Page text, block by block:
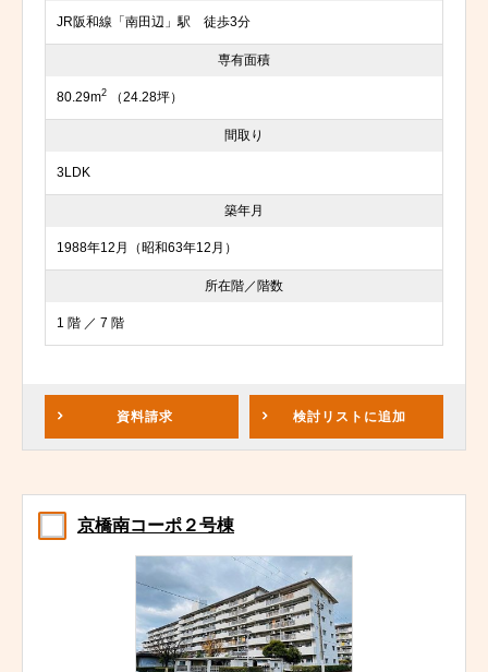
JR阪和線「南田辺」駅 徒歩3分
専有面積
80.29m2 （24.28坪）
間取り
3LDK
築年月
1988年12月（昭和63年12月）
所在階／階数
1 階 ／ 7 階
資料請求 検討リスト に追加
京橋南コーポ２号棟